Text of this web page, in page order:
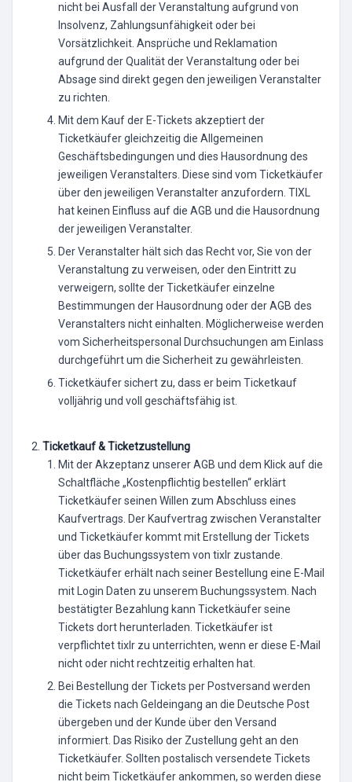
nicht bei Ausfall der Veranstaltung aufgrund von
Insolvenz, Zahlungsunfähigkeit oder bei
Vorsätzlichkeit. Ansprüche und Reklamation
aufgrund der Qualität der Veranstaltung oder bei
Absage sind direkt gegen den jeweiligen Veranstalter
zu richten.
Mit dem Kauf der E-Tickets akzeptiert der
Ticketkäufer gleichzeitig die Allgemeinen
Geschäftsbedingungen und dies Hausordnung des
jeweiligen Veranstalters. Diese sind vom Ticketkäufer
über den jeweiligen Veranstalter anzufordern. TIXL
hat keinen Einfluss auf die AGB und die Hausordnung
der jeweiligen Veranstalter.
Der Veranstalter hält sich das Recht vor, Sie von der
Veranstaltung zu verweisen, oder den Eintritt zu
verweigern, sollte der Ticketkäufer einzelne
Bestimmungen der Hausordnung oder der AGB des
Veranstalters nicht einhalten. Möglicherweise werden
vom Sicherheitspersonal Durchsuchungen am Einlass
durchgeführt um die Sicherheit zu gewährleisten.
Ticketkäufer sichert zu, dass er beim Ticketkauf
volljährig und voll geschäftsfähig ist.
Ticketkauf & Ticketzustellung
Mit der Akzeptanz unserer AGB und dem Klick auf die
Schaltfläche „Kostenpflichtig bestellen“ erklärt
Ticketkäufer seinen Willen zum Abschluss eines
Kaufvertrags. Der Kaufvertrag zwischen Veranstalter
und Ticketkäufer kommt mit Erstellung der Tickets
über das Buchungssystem von tixlr zustande.
Ticketkäufer erhält nach seiner Bestellung eine E-Mail
mit Login Daten zu unserem Buchungssystem. Nach
bestätigter Bezahlung kann Ticketkäufer seine
Tickets dort herunterladen. Ticketkäufer ist
verpflichtet tixlr zu unterrichten, wenn er diese E-Mail
nicht oder nicht rechtzeitig erhalten hat.
Bei Bestellung der Tickets per Postversand werden
die Tickets nach Geldeingang an die Deutsche Post
übergeben und der Kunde über den Versand
informiert. Das Risiko der Zustellung geht an den
Ticketkäufer. Sollten postalisch versendete Tickets
nicht beim Ticketkäufer ankommen, so werden diese